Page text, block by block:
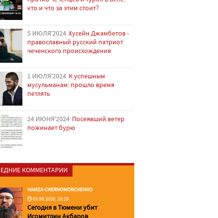
кто и что за этим стоит?
5 ИЮЛЯ'2024 Хусейн Джамбетов -
православный русский патриот
чеченского происхождения
1 ИЮЛЯ'2024 К успешным
мусульманам: прошло время
петлять
24 ИЮНЯ'2024 Посеявший ветер
пожинает бурю
КОММЕНТАРИИ
HAMZA CHERNOMORCHENKO
03.06.2026, 23:29
Сегодня в Тюмени убит
Исомитдин Акбаров